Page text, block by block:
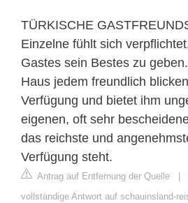
TÜRKISCHE
Einzelne fühlt sich
Gastes sein Bestes zu
Haus jedem freundlich
Verfügung und bietet ihm
eigenen, oft sehr
das reichste und
Verfügung steht.
Antrag auf Entfernung der Quelle
vollständige Antwort auf schauinsland-